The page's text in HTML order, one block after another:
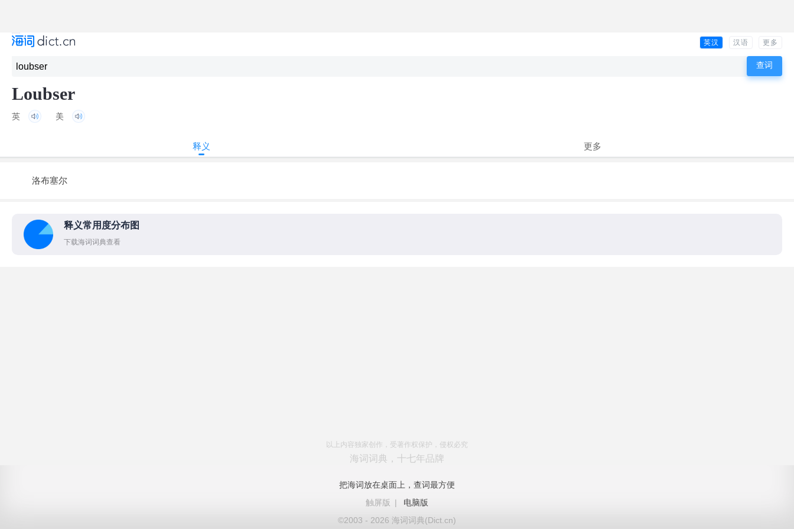
英汉 汉语 更多
Loubser
英 美
释义 更多
洛布塞尔
释义常用度分布图
下载海词词典查看
以上内容独家创作，受著作权保护，侵权必究
海词词典，十七年品牌
把海词放在桌面上，查词最方便
触屏版
|
电脑版
©2003 - 2026 海词词典(Dict.cn)